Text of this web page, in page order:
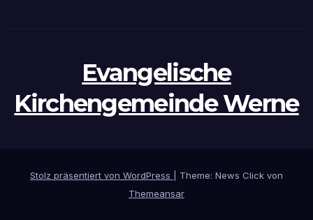
Evangelische
Kirchengemeinde Werne
Stolz präsentiert von WordPress
Theme: News Click von
Themeansar